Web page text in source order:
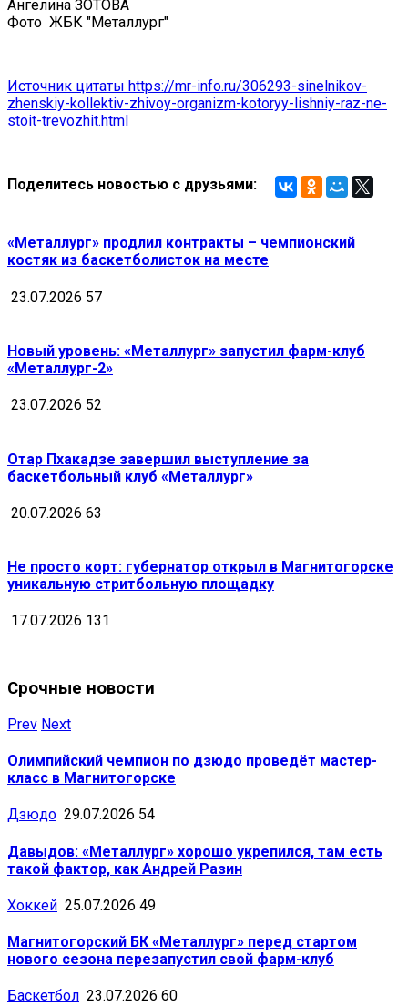
Ангелина ЗОТОВА
Фото ЖБК "Металлург"
Источник цитаты https://mr-info.ru/306293-sinelnikov-
zhenskiy-kollektiv-zhivoy-organizm-kotoryy-lishniy-raz-ne-
stoit-trevozhit.html
Поделитесь новостью с друзьями:
«Металлург» продлил контракты – чемпионский
костяк из баскетболисток на месте
23.07.2026 57
Новый уровень: «Металлург» запустил фарм-клуб
«Металлург-2»
23.07.2026 52
Отар Пхакадзе завершил выступление за
баскетбольный клуб «Металлург»
20.07.2026 63
Не просто корт: губернатор открыл в Магнитогорске
уникальную стритбольную площадку
17.07.2026 131
Срочные новости
Prev Next
Олимпийский чемпион по дзюдо проведёт мастер-
класс в Магнитогорске
Дзюдо 29.07.2026 54
Давыдов: «Металлург» хорошо укрепился, там есть
такой фактор, как Андрей Разин
Хоккей 25.07.2026 49
Магнитогорский БК «Металлург» перед стартом
нового сезона перезапустил свой фарм-клуб
Баскетбол 23.07.2026 60